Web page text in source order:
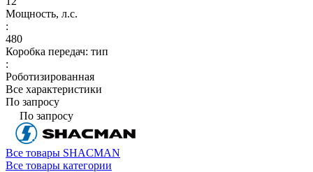
Мощность, л.с.
:
480
Коробка передач: тип
:
Роботизированная
Все характеристики
По запросу
По запросу
Все товары SHACMAN
Все товары категории